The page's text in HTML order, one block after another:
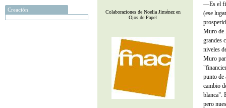
Creación
Colaboraciones de Noelia Jiménez en
Ojos de Papel
—Es el
(ese
Muro de
grandes
niveles
Muro
punto de
cambio
blanca".
pero